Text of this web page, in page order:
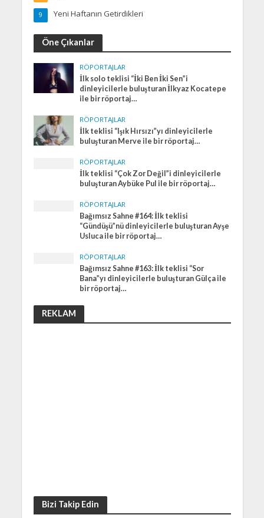
Yeni Haftanın Getirdikleri
9
Öne Çıkanlar
RÖPORTAJLAR
İlk solo teklisi “İki Ben İki Sen”i
dinleyicilerle buluşturan İlkyaz Kocatepe
ile bir röportaj…
RÖPORTAJLAR
İlk teklisi “Işık Hırsızı”yı dinleyicilerle
buluşturan Merve ile bir röportaj…
RÖPORTAJLAR
İlk teklisi “Çok Zor Değil”i dinleyicilerle
buluşturan Aybüke Pul ile bir röportaj…
RÖPORTAJLAR
Bağımsız Sahne #164: İlk teklisi
“Gündüşü”nü dinleyicilerle buluşturan Ayşe
Usluca ile bir röportaj…
RÖPORTAJLAR
Bağımsız Sahne #163: İlk teklisi “Sor
Bana”yı dinleyicilerle buluşturan Gülça ile
bir röportaj…
REKLAM
Bizi Takip Edin